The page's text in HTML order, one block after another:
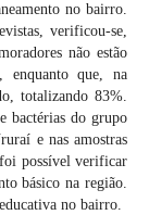
no bairro.
verificou-se,
não estão
enquanto que, na
totalizando 83%.
bactérias do grupo
e nas amostras
foi possível verificar
básico na região.
no bairro.